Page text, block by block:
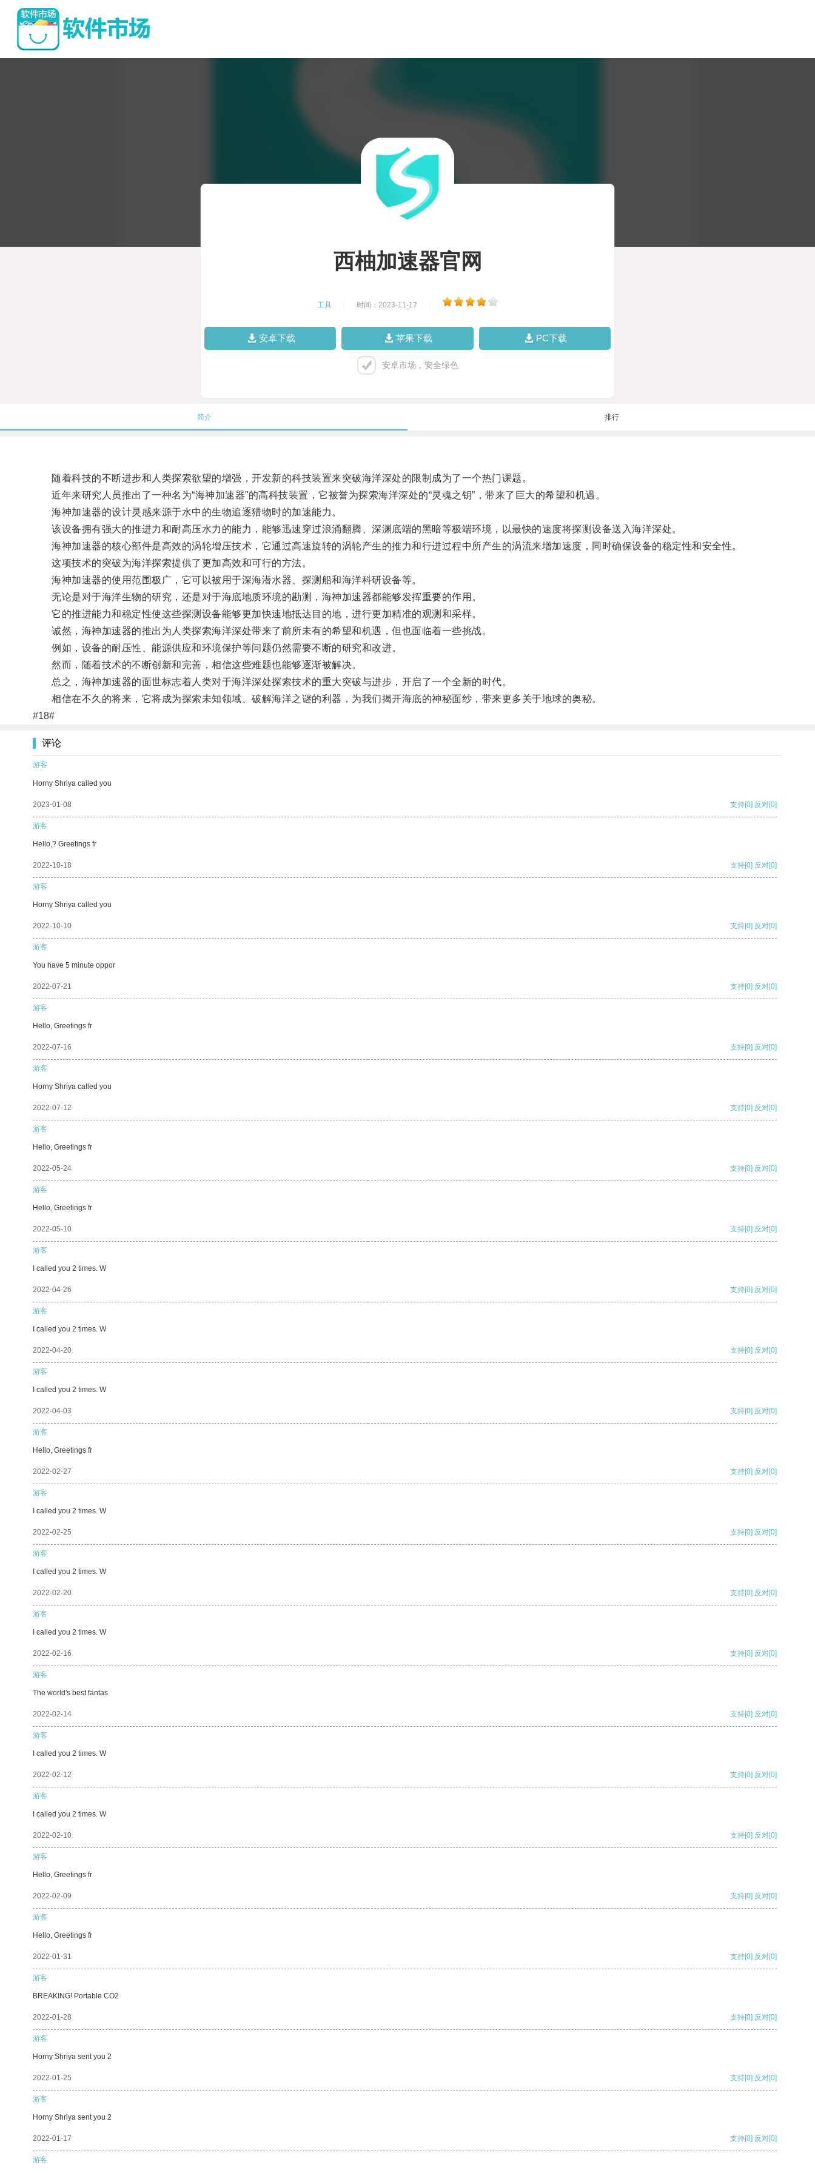
西柚加速器官网
工具 时间：2023-11-17
安卓下载 苹果下载 PC下载
安卓市场，安全绿色
简介 排行
随着科技的不断进步和人类探索欲望的增强，开发新的科技装置来突破海洋深处的限制成为了一个热门课题。
近年来研究人员推出了一种名为“海神加速器”的高科技装置，它被誉为探索海洋深处的“灵魂之钥”，带来了巨大的希望和机遇。
海神加速器的设计灵感来源于水中的生物追逐猎物时的加速能力。
该设备拥有强大的推进力和耐高压水力的能力，能够迅速穿过浪涌翻腾、深渊底端的黑暗等极端环境，以最快的速度将探测设备送入海洋深处。
海神加速器的核心部件是高效的涡轮增压技术，它通过高速旋转的涡轮产生的推力和行进过程中所产生的涡流来增加速度，同时确保设备的稳定性和安全性。
这项技术的突破为海洋探索提供了更加高效和可行的方法。
海神加速器的使用范围极广，它可以被用于深海潜水器、探测船和海洋科研设备等。
无论是对于海洋生物的研究，还是对于海底地质环境的勘测，海神加速器都能够发挥重要的作用。
它的推进能力和稳定性使这些探测设备能够更加快速地抵达目的地，进行更加精准的观测和采样。
诚然，海神加速器的推出为人类探索海洋深处带来了前所未有的希望和机遇，但也面临着一些挑战。
例如，设备的耐压性、能源供应和环境保护等问题仍然需要不断的研究和改进。
然而，随着技术的不断创新和完善，相信这些难题也能够逐渐被解决。
总之，海神加速器的面世标志着人类对于海洋深处探索技术的重大突破与进步，开启了一个全新的时代。
相信在不久的将来，它将成为探索未知领域、破解海洋之谜的利器，为我们揭开海底的神秘面纱，带来更多关于地球的奥秘。
#18#
评论
游客
Horny Shriya called you
2023-01-08 支持[0] 反对[0]
游客
Hello,? Greetings fr
2022-10-18 支持[0] 反对[0]
游客
Horny Shriya called you
2022-10-10 支持[0] 反对[0]
游客
You have 5 minute oppor
2022-07-21 支持[0] 反对[0]
游客
Hello, Greetings fr
2022-07-16 支持[0] 反对[0]
游客
Horny Shriya called you
2022-07-12 支持[0] 反对[0]
游客
Hello, Greetings fr
2022-05-24 支持[0] 反对[0]
游客
Hello, Greetings fr
2022-05-10 支持[0] 反对[0]
游客
I called you 2 times. W
2022-04-26 支持[0] 反对[0]
游客
I called you 2 times. W
2022-04-20 支持[0] 反对[0]
游客
I called you 2 times. W
2022-04-03 支持[0] 反对[0]
游客
Hello, Greetings fr
2022-02-27 支持[0] 反对[0]
游客
I called you 2 times. W
2022-02-25 支持[0] 反对[0]
游客
I called you 2 times. W
2022-02-20 支持[0] 反对[0]
游客
I called you 2 times. W
2022-02-16 支持[0] 反对[0]
游客
The world's best fantas
2022-02-14 支持[0] 反对[0]
游客
I called you 2 times. W
2022-02-12 支持[0] 反对[0]
游客
I called you 2 times. W
2022-02-10 支持[0] 反对[0]
游客
Hello, Greetings fr
2022-02-09 支持[0] 反对[0]
游客
Hello, Greetings fr
2022-01-31 支持[0] 反对[0]
游客
BREAKING! Portable CO2
2022-01-28 支持[0] 反对[0]
游客
Horny Shriya sent you 2
2022-01-25 支持[0] 反对[0]
游客
Horny Shriya sent you 2
2022-01-17 支持[0] 反对[0]
游客